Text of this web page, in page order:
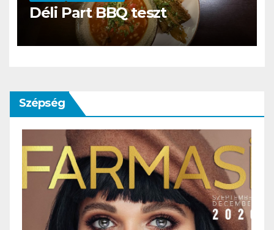
Déli Part BBQ teszt
Szépség